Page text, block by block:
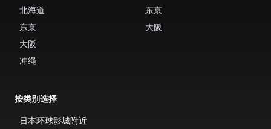
北海道
东京
大阪
冲绳
东京
大阪
按类别选择
日本环球影城附近